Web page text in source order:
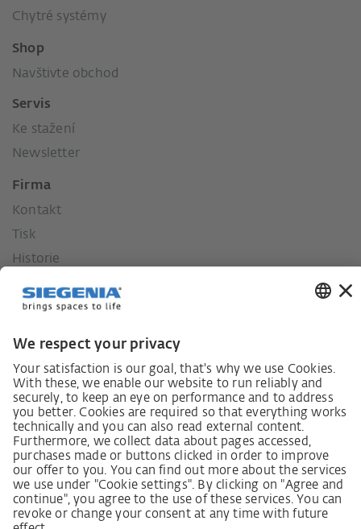
Chytré systémy
Shop
Navštivte obchod
Servis
Ke stažení
Newsletter
Firma
Kontakt
Tisk
Historie
Naše hodnoty
Sociální závazek
Zákon o náležité péči dodavatelského řetězce
Lieferantenkodex
Grundsatzerklärung Menschenrechtsstrategie
Beschwerdeverfahren